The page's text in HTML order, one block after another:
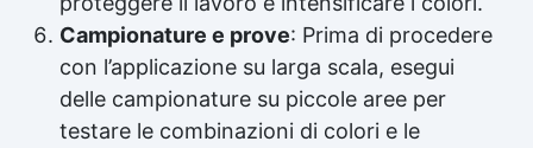
Campionature e prove: Prima di procedere
con l’applicazione su larga scala, esegui
delle campionature su piccole aree per
testare le combinazioni di colori e le